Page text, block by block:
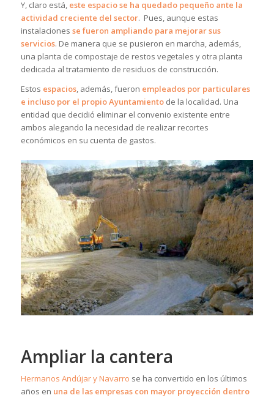
Y, claro está, este espacio se ha quedado pequeño ante la
actividad creciente del sector. Pues, aunque estas
instalaciones se fueron ampliando para mejorar sus
servicios. De manera que se pusieron en marcha, además,
una planta de compostaje de restos vegetales y otra planta
dedicada al tratamiento de residuos de construcción.
Estos espacios, además, fueron empleados por particulares
e incluso por el propio Ayuntamientode la localidad. Una
entidad que decidió eliminar el convenio existente entre
ambos alegando la necesidad de realizar recortes
económicos en su cuenta de gastos.
Ampliar la cantera
Hermanos Andújar y Navarro se ha convertido en los últimos
años en una de las empresas con mayor proyección dentro